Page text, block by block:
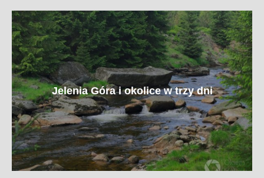
Jelenia Góra i okolice w trzy dni